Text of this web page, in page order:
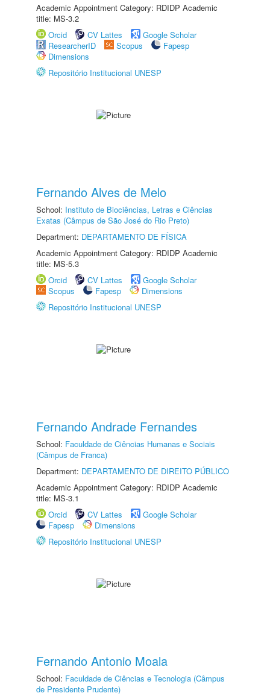
Academic Appointment Category: RDIDP Academic
title: MS-3.2
Orcid
CV Lattes
Google Scholar
ResearcherID
Scopus
Fapesp
Dimensions
Repositório Institucional UNESP
Fernando Alves de Melo
School: Instituto de Biociências, Letras e Ciências
Exatas (Câmpus de São José do Rio Preto)
Department: DEPARTAMENTO DE FÍSICA
Academic Appointment Category: RDIDP Academic
title: MS-5.3
Orcid
CV Lattes
Google Scholar
Scopus
Fapesp
Dimensions
Repositório Institucional UNESP
Fernando Andrade Fernandes
School: Faculdade de Ciências Humanas e Sociais
(Câmpus de Franca)
Department: DEPARTAMENTO DE DIREITO PÚBLICO
Academic Appointment Category: RDIDP Academic
title: MS-3.1
Orcid
CV Lattes
Google Scholar
Fapesp
Dimensions
Repositório Institucional UNESP
Fernando Antonio Moala
School: Faculdade de Ciências e Tecnologia (Câmpus
de Presidente Prudente)